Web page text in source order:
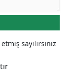
sayılırsınız